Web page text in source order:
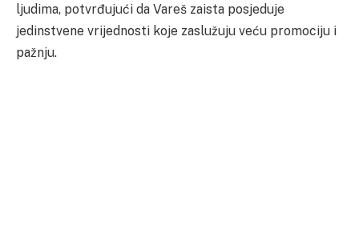
ljudima, potvrđujući da Vareš zaista posjeduje
jedinstvene vrijednosti koje zaslužuju veću promociju i
pažnju.